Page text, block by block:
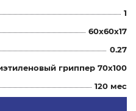
1
60x60x17
0.27
гриппер 70х100
120 мес